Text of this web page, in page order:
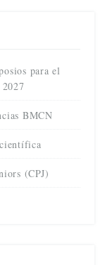
para el
BMCN
(CPJ)